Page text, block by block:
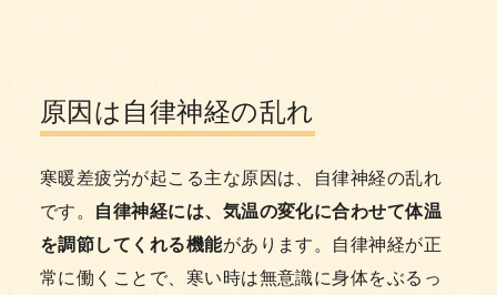
原因は自律神経の乱れ
寒暖差疲労が起こる主な原因は、自律神経の乱れ
です。 自律神経には、気温の変化に合わせて体温
を調節してくれる機能があります。自律神経が正
常に働くことで、寒い時は無意識に身体をぶるっ